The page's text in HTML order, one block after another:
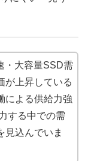
・大容量SSD需
が上昇している
による供給力強
する中での需
見込んでいま